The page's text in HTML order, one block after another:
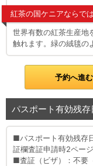
紅茶の国ケニアならで
世界有数の紅茶生産地
触れます。緑の絨毯の
予約へ進
パスポート有効残存
■パスポート有効残存
証欄査証申請時2ペー
■査証（ビザ）：不要